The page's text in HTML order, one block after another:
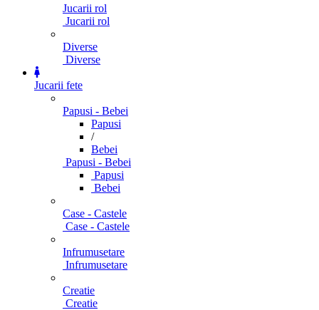
Jucarii rol
Jucarii rol
Diverse
Diverse
Jucarii fete
Papusi - Bebei
Papusi
/
Bebei
Papusi - Bebei
Papusi
Bebei
Case - Castele
Case - Castele
Infrumusetare
Infrumusetare
Creatie
Creatie